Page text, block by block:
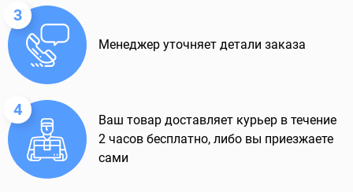
3
Менеджер уточняет детали заказа
4
Ваш товар доставляет курьер в течение
2 часов бесплатно, либо вы приезжаете
сами